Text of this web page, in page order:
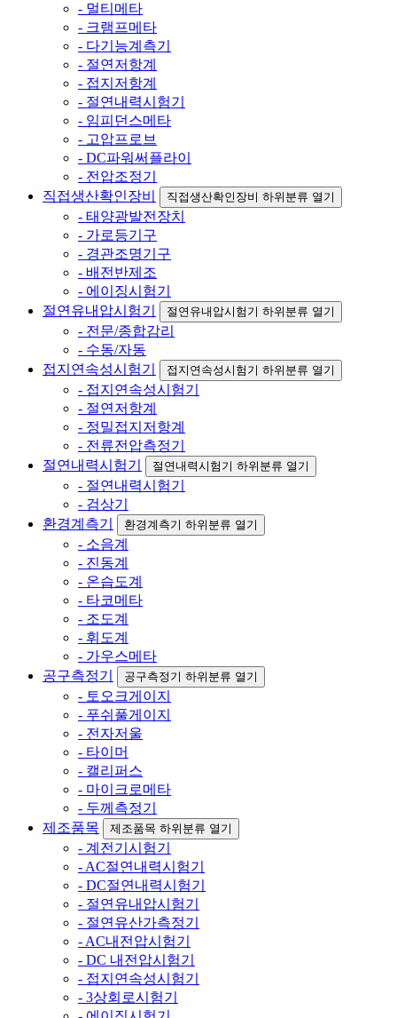
- 멀티메타
- 크램프메타
- 다기능계측기
- 절연저항계
- 접지저항계
- 절연내력시험기
- 임피던스메타
- 고압프로브
- DC파워써플라이
- 전압조정기
직접생산확인장비
직접생산확인장비 하위분류 열기
- 태양광발전장치
- 가로등기구
- 경관조명기구
- 배전반제조
- 에이징시험기
절연유내압시험기
절연유내압시험기 하위분류 열기
- 전문/종합감리
- 수동/자동
접지연속성시험기
접지연속성시험기 하위분류 열기
- 접지연속성시험기
- 절연저항계
- 정밀접지저항계
- 전류전압측정기
절연내력시험기
절연내력시험기 하위분류 열기
- 절연내력시험기
- 검상기
환경계측기
환경계측기 하위분류 열기
- 소음계
- 진동계
- 온습도계
- 타코메타
- 조도계
- 휘도계
- 가우스메타
공구측정기
공구측정기 하위분류 열기
- 토오크게이지
- 푸쉬풀게이지
- 전자저울
- 타이머
- 캘리퍼스
- 마이크로메타
- 두께측정기
제조품목
제조품목 하위분류 열기
- 계전기시험기
- AC절연내력시험기
- DC절연내력시험기
- 절연유내압시험기
- 절연유산가측정기
- AC내전압시험기
- DC 내전압시험기
- 접지연속성시험기
- 3상회로시험기